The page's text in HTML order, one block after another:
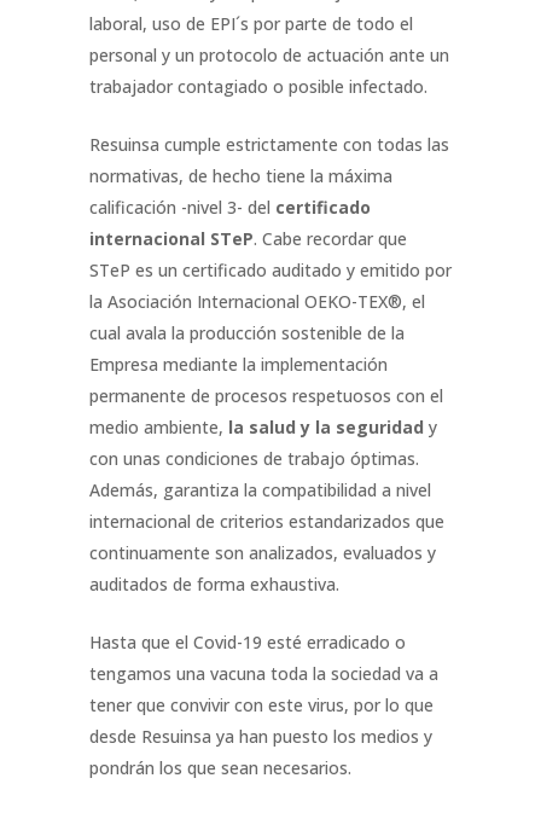
laboral, uso de EPI´s por parte de todo el
personal y un protocolo de actuación ante un
trabajador contagiado o posible infectado.
Resuinsa cumple estrictamente con todas las
normativas, de hecho tiene la máxima
calificación -nivel 3- del certificado
internacional STeP. Cabe recordar que
STeP es un certificado auditado y emitido por
la Asociación Internacional OEKO-TEX®, el
cual avala la producción sostenible de la
Empresa mediante la implementación
permanente de procesos respetuosos con el
medio ambiente, la salud y la seguridad y
con unas condiciones de trabajo óptimas.
Además, garantiza la compatibilidad a nivel
internacional de criterios estandarizados que
continuamente son analizados, evaluados y
auditados de forma exhaustiva.
Hasta que el Covid-19 esté erradicado o
tengamos una vacuna toda la sociedad va a
tener que convivir con este virus, por lo que
desde Resuinsa ya han puesto los medios y
pondrán los que sean necesarios.